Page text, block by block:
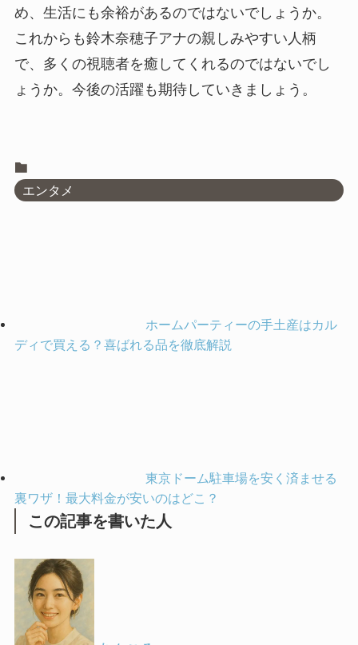
め、生活にも余裕があるのではないでしょうか。
これからも鈴木奈穂子アナの親しみやすい人柄
で、多くの視聴者を癒してくれるのではないでし
ょうか。今後の活躍も期待していきましょう。
エンタメ
ホームパーティーの手土産はカル
ディで買える？喜ばれる品を徹底解説
東京ドーム駐車場を安く済ませる
裏ワザ！最大料金が安いのはどこ？
この記事を書いた人